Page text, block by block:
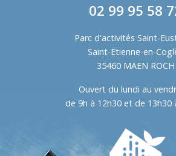
02 99 95 58
Parc d'activités Saint-
Saint-Etienne-en-
35460 MAEN ROCH
Ouvert du lundi au
de 9h à 12h30 et de 13h30